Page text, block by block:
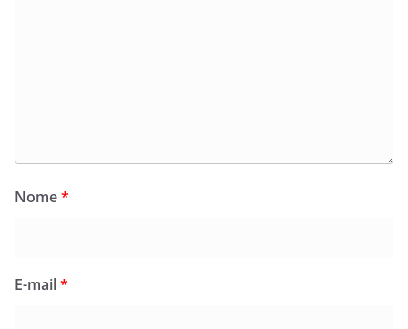
Nome*
E-mail*